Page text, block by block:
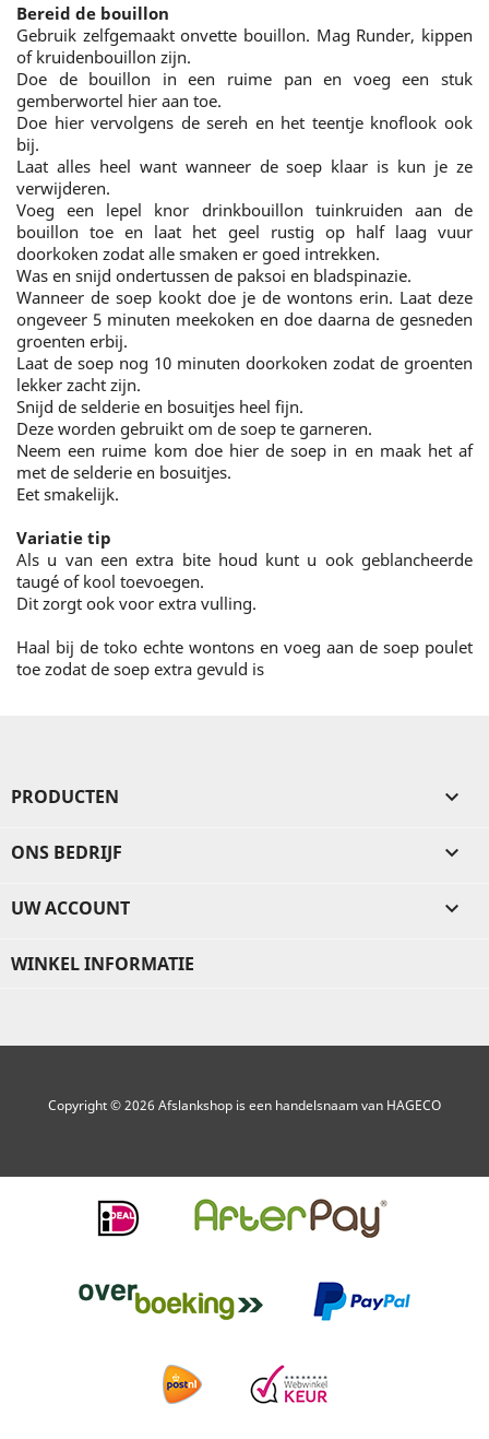
Bereid de bouillon
Gebruik zelfgemaakt onvette bouillon. Mag Runder, kippen
of kruidenbouillon zijn.
Doe de bouillon in een ruime pan en voeg een stuk
gemberwortel hier aan toe.
Doe hier vervolgens de sereh en het teentje knoflook ook
bij.
Laat alles heel want wanneer de soep klaar is kun je ze
verwijderen.
Voeg een lepel knor drinkbouillon tuinkruiden aan de
bouillon toe en laat het geel rustig op half laag vuur
doorkoken zodat alle smaken er goed intrekken.
Was en snijd ondertussen de paksoi en bladspinazie.
Wanneer de soep kookt doe je de wontons erin. Laat deze
ongeveer 5 minuten meekoken en doe daarna de gesneden
groenten erbij.
Laat de soep nog 10 minuten doorkoken zodat de groenten
lekker zacht zijn.
Snijd de selderie en bosuitjes heel fijn.
Deze worden gebruikt om de soep te garneren.
Neem een ruime kom doe hier de soep in en maak het af
met de selderie en bosuitjes.
Eet smakelijk.
Variatie tip
Als u van een extra bite houd kunt u ook geblancheerde
taugé of kool toevoegen.
Dit zorgt ook voor extra vulling.
Haal bij de toko echte wontons en voeg aan de soep poulet
toe zodat de soep extra gevuld is
PRODUCTEN 
ONS BEDRIJF 
UW ACCOUNT 
WINKEL INFORMATIE
Copyright © 2026 Afslankshop is een handelsnaam van HAGECO